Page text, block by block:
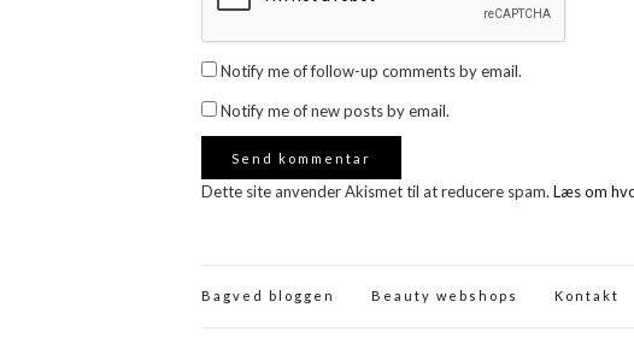
Notify me of follow-up comments by email.
Notify me of new posts by email.
Dette site anvender Akismet til at reducere spam. Læs om
Bagved bloggen Beauty webshops Kontakt